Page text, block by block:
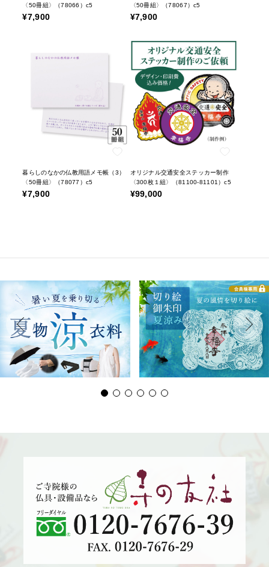
〈50冊組〉（78066）c5
¥7,900
〈50冊組〉（78067）c5
¥7,900
暮らしのなかの仏教用語メモ帳（3）
〈50冊組〉（78077）c5
¥7,900
オリジナル交通安全ステッカー制作
〈300枚１組〉（81100-81101）c5
¥99,000